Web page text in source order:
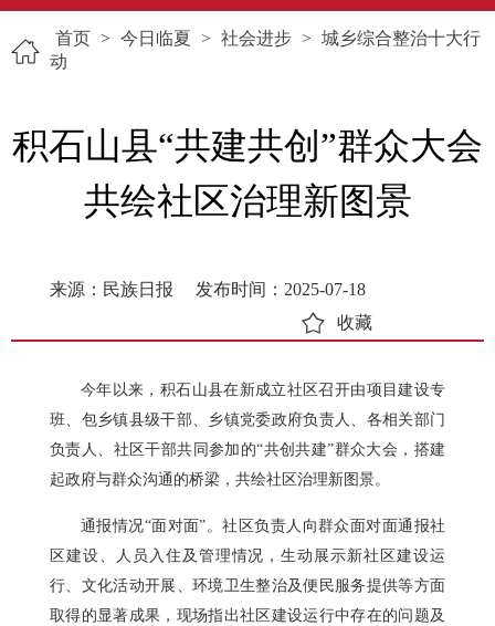
首页 > 今日临夏 > 社会进步 > 城乡综合整治十大行
动
积石山县“共建共创”群众大会
共绘社区治理新图景
来源：民族日报
发布时间：2025-07-18
收藏
今年以来，积石山县在新成立社区召开由项目建设专
班、包乡镇县级干部、乡镇党委政府负责人、各相关部门
负责人、社区干部共同参加的“共创共建”群众大会，搭建
起政府与群众沟通的桥梁，共绘社区治理新图景。
通报情况“面对面”。社区负责人向群众面对面通报社
区建设、人员入住及管理情况，生动展示新社区建设运
行、文化活动开展、环境卫生整治及便民服务提供等方面
取得的显著成果，现场指出社区建设运行中存在的问题及